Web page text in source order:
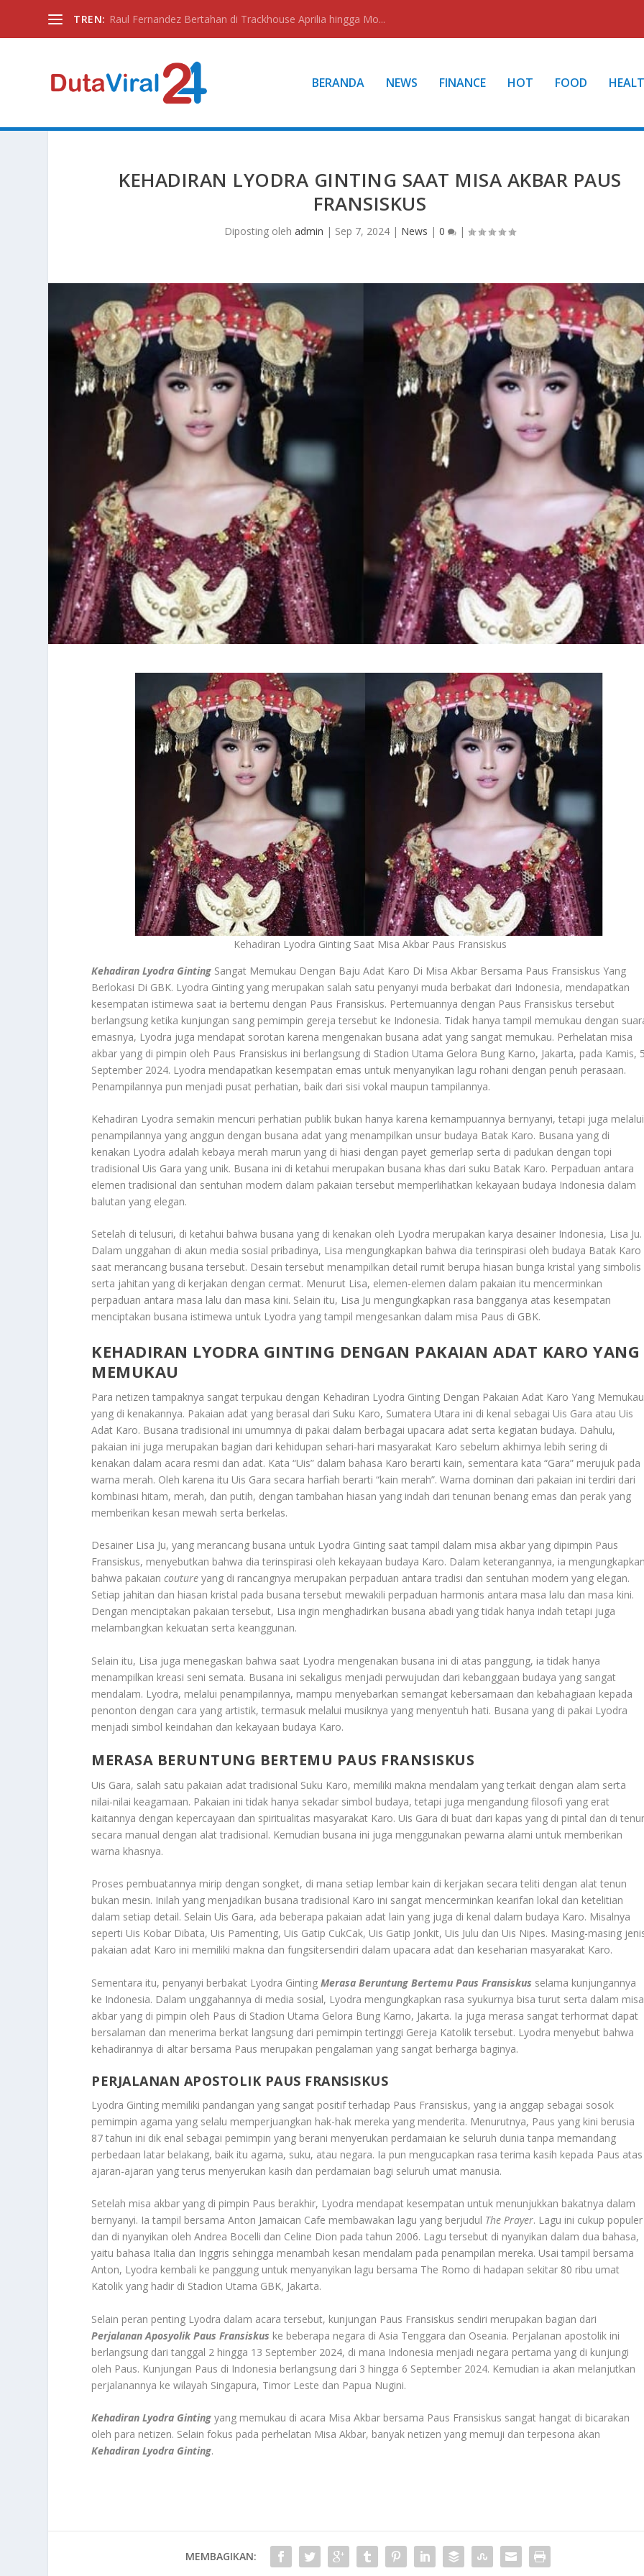
TREN: Raul Fernandez Bertahan di Trackhouse Aprilia hingga Mo...
BERANDA NEWS FINANCE HOT FOOD
KEHADIRAN LYODRA GINTING SAAT MISA AKBAR PAUS
FRANSISKUS
Diposting olehadmin | Sep 7, 2024 | News |0 |
Kehadiran Lyodra Ginting Saat Misa Akbar Paus Fransiskus
Kehadiran Lyodra Ginting Sangat Memukau Dengan Baju Adat Karo Di Misa Akbar Bersama Paus Fransiskus Yang
Berlokasi Di GBK. Lyodra Ginting yang merupakan salah satu penyanyi muda berbakat dari Indonesia, mendapatkan
kesempatan istimewa saat ia bertemu dengan Paus Fransiskus. Pertemuannya dengan Paus Fransiskus tersebut
berlangsung ketika kunjungan sang pemimpin gereja tersebut ke Indonesia. Tidak hanya tampil memukau dengan
emasnya, Lyodra juga mendapat sorotan karena mengenakan busana adat yang sangat memukau. Perhelatan misa
akbar yang di pimpin oleh Paus Fransiskus ini berlangsung di Stadion Utama Gelora Bung Karno, Jakarta, pada Kamis,
September 2024. Lyodra mendapatkan kesempatan emas untuk menyanyikan lagu rohani dengan penuh perasaan.
Penampilannya pun menjadi pusat perhatian, baik dari sisi vokal maupun tampilannya.
Kehadiran Lyodra semakin mencuri perhatian publik bukan hanya karena kemampuannya bernyanyi, tetapi juga melalui
penampilannya yang anggun dengan busana adat yang menampilkan unsur budaya Batak Karo. Busana yang di
kenakan Lyodra adalah kebaya merah marun yang di hiasi dengan payet gemerlap serta di padukan dengan topi
tradisional Uis Gara yang unik. Busana ini di ketahui merupakan busana khas dari suku Batak Karo. Perpaduan antara
elemen tradisional dan sentuhan modern dalam pakaian tersebut memperlihatkan kekayaan budaya Indonesia dalam
balutan yang elegan.
Setelah di telusuri, di ketahui bahwa busana yang di kenakan oleh Lyodra merupakan karya desainer Indonesia, Lisa Ju.
Dalam unggahan di akun media sosial pribadinya, Lisa mengungkapkan bahwa dia terinspirasi oleh budaya Batak Karo
saat merancang busana tersebut. Desain tersebut menampilkan detail rumit berupa hiasan bunga kristal yang simbolis
serta jahitan yang di kerjakan dengan cermat. Menurut Lisa, elemen-elemen dalam pakaian itu mencerminkan
perpaduan antara masa lalu dan masa kini. Selain itu, Lisa Ju mengungkapkan rasa bangganya atas kesempatan
menciptakan busana istimewa untuk Lyodra yang tampil mengesankan dalam misa Paus di GBK.
KEHADIRAN LYODRA GINTING DENGAN PAKAIAN ADAT KARO YANG
MEMUKAU
Para netizen tampaknya sangat terpukau dengan Kehadiran Lyodra Ginting Dengan Pakaian Adat Karo Yang Memukau
yang di kenakannya. Pakaian adat yang berasal dari Suku Karo, Sumatera Utara ini di kenal sebagai Uis Gara atau Uis
Adat Karo. Busana tradisional ini umumnya di pakai dalam berbagai upacara adat serta kegiatan budaya. Dahulu,
pakaian ini juga merupakan bagian dari kehidupan sehari-hari masyarakat Karo sebelum akhirnya lebih sering di
kenakan dalam acara resmi dan adat. Kata “Uis” dalam bahasa Karo berarti kain, sementara kata “Gara” merujuk pada
warna merah. Oleh karena itu Uis Gara secara harfiah berarti “kain merah”. Warna dominan dari pakaian ini terdiri dari
kombinasi hitam, merah, dan putih, dengan tambahan hiasan yang indah dari tenunan benang emas dan perak yang
memberikan kesan mewah serta berkelas.
Desainer Lisa Ju, yang merancang busana untuk Lyodra Ginting saat tampil dalam misa akbar yang dipimpin Paus
Fransiskus, menyebutkan bahwa dia terinspirasi oleh kekayaan budaya Karo. Dalam keterangannya, ia
bahwa pakaiancoutureyang di rancangnya merupakan perpaduan antara tradisi dan sentuhan modern yang elegan.
Setiap jahitan dan hiasan kristal pada busana tersebut mewakili perpaduan harmonis antara masa lalu dan masa kini.
Dengan menciptakan pakaian tersebut, Lisa ingin menghadirkan busana abadi yang tidak hanya indah tetapi juga
melambangkan kekuatan serta keanggunan.
Selain itu, Lisa juga menegaskan bahwa saat Lyodra mengenakan busana ini di atas panggung, ia tidak hanya
menampilkan kreasi seni semata. Busana ini sekaligus menjadi perwujudan dari kebanggaan budaya yang sangat
mendalam. Lyodra, melalui penampilannya, mampu menyebarkan semangat kebersamaan dan kebahagiaan kepada
penonton dengan cara yang artistik, termasuk melalui musiknya yang menyentuh hati. Busana yang di pakai Lyodra
menjadi simbol keindahan dan kekayaan budaya Karo.
MERASA BERUNTUNG BERTEMU PAUS FRANSISKUS
Uis Gara, salah satu pakaian adat tradisional Suku Karo, memiliki makna mendalam yang terkait dengan alam serta
nilai-nilai keagamaan. Pakaian ini tidak hanya sekadar simbol budaya, tetapi juga mengandung filosofi yang erat
kaitannya dengan kepercayaan dan spiritualitas masyarakat Karo. Uis Gara di buat dari kapas yang di pintal dan di
secara manual dengan alat tradisional. Kemudian busana ini juga menggunakan pewarna alami untuk memberikan
warna khasnya.
Proses pembuatannya mirip dengan songket, di mana setiap lembar kain di kerjakan secara teliti dengan alat tenun
bukan mesin. Inilah yang menjadikan busana tradisional Karo ini sangat mencerminkan kearifan lokal dan ketelitian
dalam setiap detail. Selain Uis Gara, ada beberapa pakaian adat lain yang juga di kenal dalam budaya Karo. Misalnya
seperti Uis Kobar Dibata, Uis Pamenting, Uis Gatip CukCak, Uis Gatip Jonkit, Uis Julu dan Uis Nipes. Masing-masing
pakaian adat Karo ini memiliki makna dan fungsitersendiri dalam upacara adat dan keseharian masyarakat Karo.
Sementara itu, penyanyi berbakat Lyodra GintingMerasa Beruntung Bertemu Paus Fransiskus selama kunjungannya
ke Indonesia. Dalam unggahannya di media sosial, Lyodra mengungkapkan rasa syukurnya bisa turut serta dalam misa
akbar yang di pimpin oleh Paus di Stadion Utama Gelora Bung Karno, Jakarta. Ia juga merasa sangat terhormat dapat
bersalaman dan menerima berkat langsung dari pemimpin tertinggi Gereja Katolik tersebut. Lyodra menyebut bahwa
kehadirannya di altar bersama Paus merupakan pengalaman yang sangat berharga baginya.
PERJALANAN APOSTOLIK PAUS FRANSISKUS
Lyodra Ginting memiliki pandangan yang sangat positif terhadap Paus Fransiskus, yang ia anggap sebagai sosok
pemimpin agama yang selalu memperjuangkan hak-hak mereka yang menderita. Menurutnya, Paus yang kini berusia
87 tahun ini dik enal sebagai pemimpin yang berani menyerukan perdamaian ke seluruh dunia tanpa memandang
perbedaan latar belakang, baik itu agama, suku, atau negara. Ia pun mengucapkan rasa terima kasih kepada Paus atas
ajaran-ajaran yang terus menyerukan kasih dan perdamaian bagi seluruh umat manusia.
Setelah misa akbar yang di pimpin Paus berakhir, Lyodra mendapat kesempatan untuk menunjukkan bakatnya dalam
bernyanyi. Ia tampil bersama Anton Jamaican Cafe membawakan lagu yang berjudul The Prayer. Lagu ini cukup populer
dan di nyanyikan oleh Andrea Bocelli dan Celine Dion pada tahun 2006. Lagu tersebut di nyanyikan dalam dua bahasa,
yaitu bahasa Italia dan Inggris sehingga menambah kesan mendalam pada penampilan mereka. Usai tampil bersama
Anton, Lyodra kembali ke panggung untuk menyanyikan lagu bersama The Romo di hadapan sekitar 80 ribu umat
Katolik yang hadir di Stadion Utama GBK, Jakarta.
Selain peran penting Lyodra dalam acara tersebut, kunjungan Paus Fransiskus sendiri merupakan bagian dari
Perjalanan Aposyolik Paus Fransiskus ke beberapa negara di Asia Tenggara dan Oseania. Perjalanan apostolik ini
berlangsung dari tanggal 2 hingga 13 September 2024, di mana Indonesia menjadi negara pertama yang di kunjungi
oleh Paus. Kunjungan Paus di Indonesia berlangsung dari 3 hingga 6 September 2024. Kemudian ia akan melanjutkan
perjalanannya ke wilayah Singapura, Timor Leste dan Papua Nugini.
Kehadiran Lyodra Ginting yang memukau di acara Misa Akbar bersama Paus Fransiskus sangat hangat di bicarakan
oleh para netizen. Selain fokus pada perhelatan Misa Akbar, banyak netizen yang memuji dan terpesona akan
Kehadiran Lyodra Ginting.
MEMBAGIKAN: